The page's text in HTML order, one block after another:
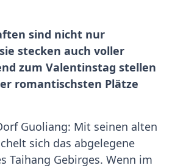
sind nicht nur
stecken auch voller
zum Valentinstag stellen
romantischsten Plätze
Guoliang: Mit seinen alten
sich das abgelegene
Taihang Gebirges. Wenn im